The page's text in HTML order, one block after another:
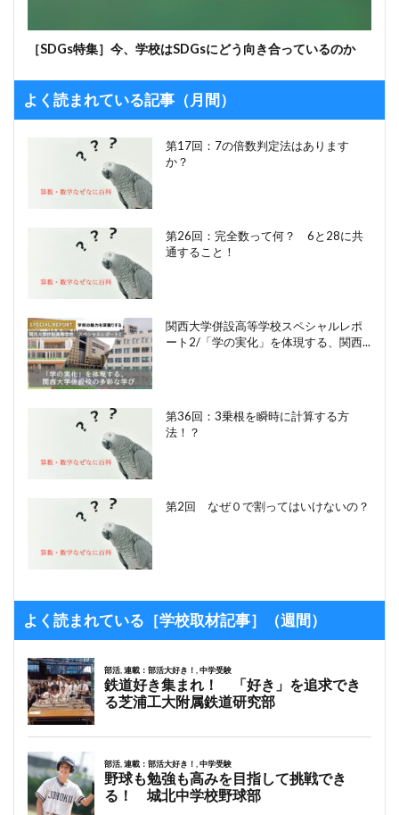
［SDGs特集］今、学校はSDGsにどう向き合っているのか
よく読まれている記事（月間）
第17回：7の倍数判定法はあります
か？
第26回：完全数って何？ 6と28に共
通すること！
関西大学併設高等学校スペシャルレポ
ート2/「学の実化」を体現する、関西...
第36回：3乗根を瞬時に計算する方
法！？
第2回 なぜ０で割ってはいけないの？
よく読まれている［学校取材記事］（週間）